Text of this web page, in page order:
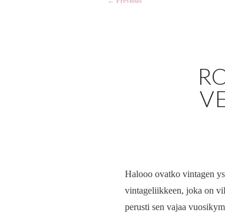
Halooo ovatko vintagen
vintageliikkeen, joka on
perusti sen vajaa